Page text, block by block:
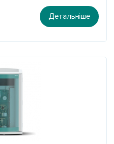
Детальніше